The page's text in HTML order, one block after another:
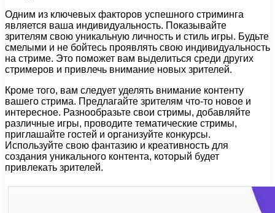
Одним из ключевых факторов успешного стриминга
является ваша индивидуальность. Показывайте
зрителям свою уникальную личность и стиль игры. Будьте
смелыми и не бойтесь проявлять свою индивидуальность
на стриме. Это поможет вам выделиться среди других
стримеров и привлечь внимание новых зрителей.
Кроме того, вам следует уделять внимание контенту
вашего стрима. Предлагайте зрителям что-то новое и
интересное. Разнообразьте свои стримы, добавляйте
различные игры, проводите тематические стримы,
приглашайте гостей и организуйте конкурсы.
Используйте свою фантазию и креативность для
создания уникального контента, который будет
привлекать зрителей.